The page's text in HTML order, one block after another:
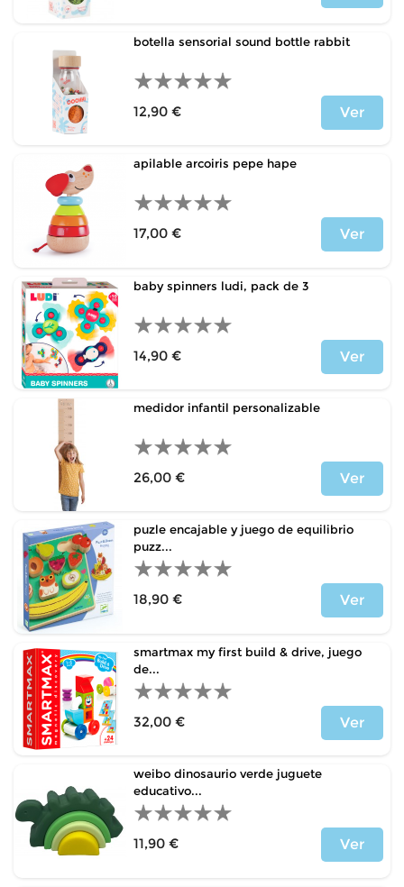
botella sensorial sound bottle rabbit
12,90 €
Ver
apilable arcoiris pepe hape
17,00 €
Ver
baby spinners ludi, pack de 3
14,90 €
Ver
medidor infantil personalizable
26,00 €
Ver
puzle encajable y juego de equilibrio
puzz...
18,90 €
Ver
smartmax my first build & drive, juego
de...
32,00 €
Ver
weibo dinosaurio verde juguete
educativo...
11,90 €
Ver